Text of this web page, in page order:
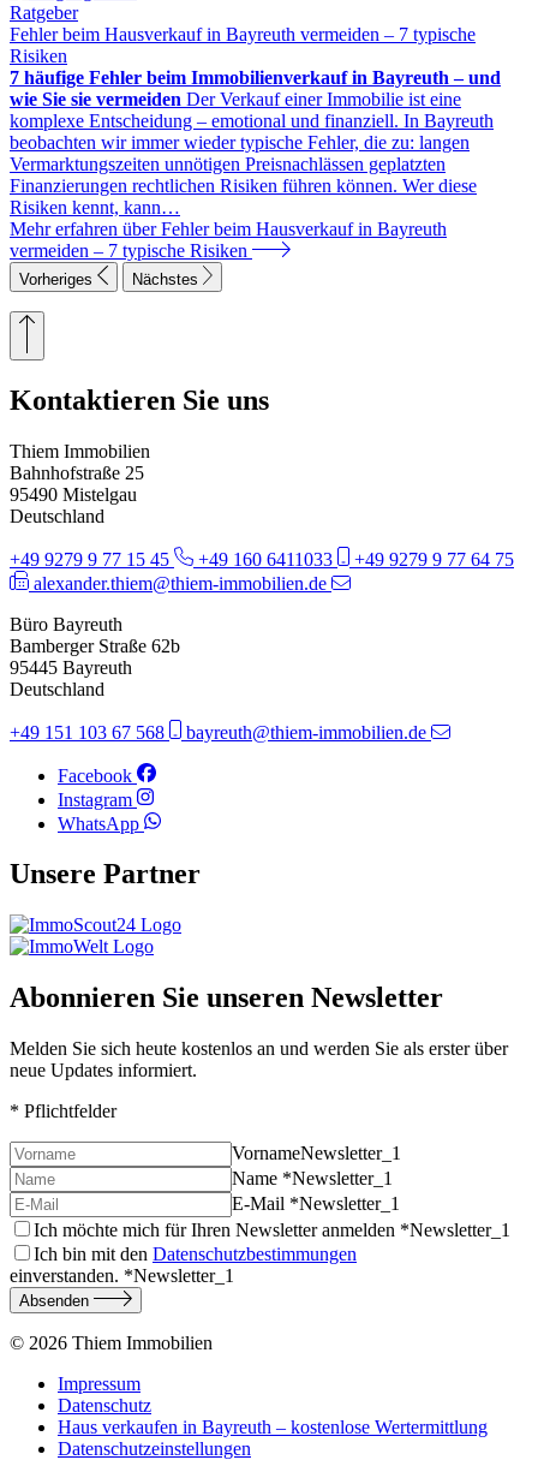
Ratgeber
Fehler beim Hausverkauf in Bayreuth vermeiden – 7 typische
Risiken
7 häufige Fehler beim Immobilienverkauf in Bayreuth – und
wie Sie sie vermeiden Der Verkauf einer Immobilie ist eine
komplexe Entscheidung – emotional und finanziell. In Bayreuth
beobachten wir immer wieder typische Fehler, die zu: langen
Vermarktungszeiten unnötigen Preisnachlässen geplatzten
Finanzierungen rechtlichen Risiken führen können. Wer diese
Risiken kennt, kann…
Mehr erfahren über Fehler beim Hausverkauf in Bayreuth
vermeiden – 7 typische Risiken
Vorheriges Nächstes
Kontaktieren Sie uns
Thiem Immobilien
Bahnhofstraße 25
95490 Mistelgau
Deutschland
+49 9279 9 77 15 45 +49 160 6411033
+49 9279 9 77 64 75
alexander.thiem@thiem-immobilien.de
Büro Bayreuth
Bamberger Straße 62b
95445 Bayreuth
Deutschland
+49 151 103 67 568 bayreuth@thiem-immobilien.de
Facebook
Instagram
WhatsApp
Unsere Partner
Abonnieren Sie unseren Newsletter
Melden Sie sich heute kostenlos an und werden Sie als erster über
neue Updates informiert.
* Pflichtfelder
VornameNewsletter_1
Name *Newsletter_1
E-Mail *Newsletter_1
Ich möchte mich für Ihren Newsletter anmelden *Newsletter_1
Ich bin mit den Datenschutzbestimmungen
einverstanden. *Newsletter_1
Absenden
© 2026 Thiem Immobilien
Impressum
Datenschutz
Haus verkaufen in Bayreuth – kostenlose Wertermittlung
Datenschutzeinstellungen